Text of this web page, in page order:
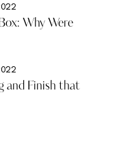
Why Were
and Finish that